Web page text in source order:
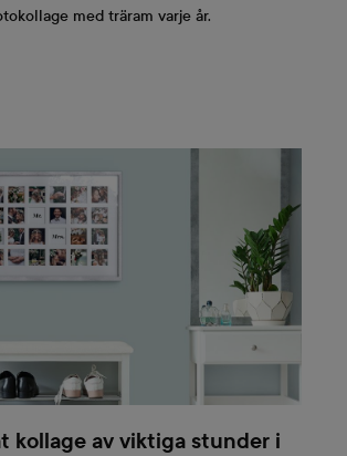
med träram varje år.
kollage av viktiga stunder i